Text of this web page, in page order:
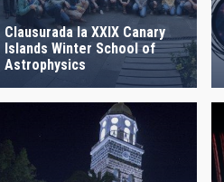
Clausurada la XXIX Canary
Islands Winter School of
Astrophysics